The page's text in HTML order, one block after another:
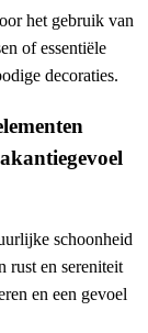
het gebruik van
of essentiële
decoraties.
schoonheid
rust en sereniteit
en een gevoel